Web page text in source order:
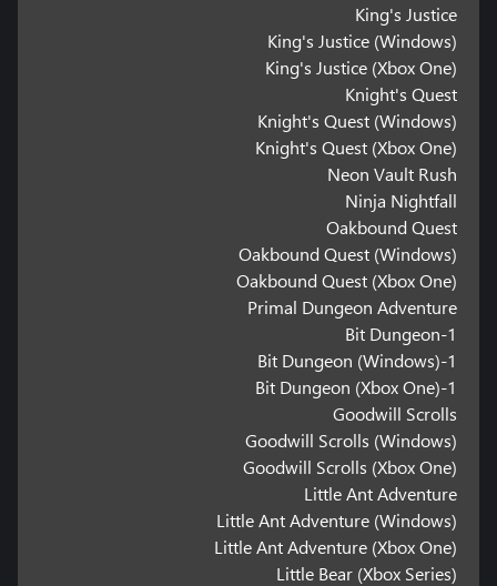
King's Justice
King's Justice (Windows)
King's Justice (Xbox One)
Knight's Quest
Knight's Quest (Windows)
Knight's Quest (Xbox One)
Neon Vault Rush
Ninja Nightfall
Oakbound Quest
Oakbound Quest (Windows)
Oakbound Quest (Xbox One)
Primal Dungeon Adventure
1-Bit Dungeon
1-Bit Dungeon (Windows)
1-Bit Dungeon (Xbox One)
Goodwill Scrolls
Goodwill Scrolls (Windows)
Goodwill Scrolls (Xbox One)
Little Ant Adventure
Little Ant Adventure (Windows)
Little Ant Adventure (Xbox One)
Little Bear (Xbox Series)